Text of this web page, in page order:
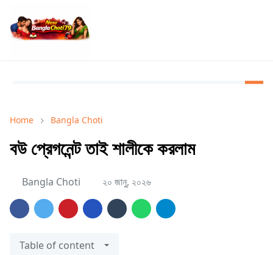
Home Bangla Choti
বউ প্রেগনেন্ট তাই শালীকে করলাম
Bangla Choti ২০ জানু, ২০২৬
Table of content